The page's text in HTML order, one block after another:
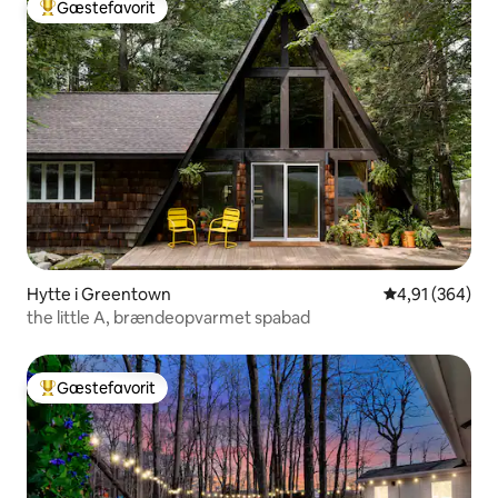
Bedste gæstefavorit
Gæstefavorit
Hytte i Greentown 4,91 ud af 5 i
4,91 (364)
the little A, brændeopvarmet spabad
Bedste gæstefavorit
Gæstefavorit